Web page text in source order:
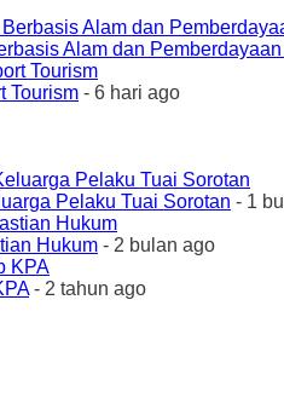
Alam dan Pemberdayaan
Tourism - 6 hari ago
Pelaku Tuai Sorotan - 1
Hukum - 2 bulan ago
- 2 tahun ago